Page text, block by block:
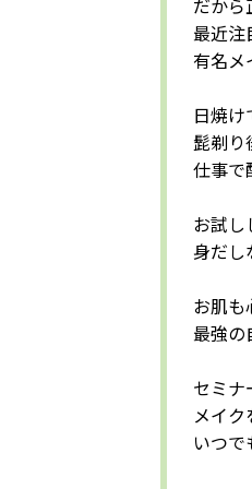
だか
最近
有名
日焼
髭剃
仕事
お試
身だ
お肌
最強
セミ
メイ
いつ